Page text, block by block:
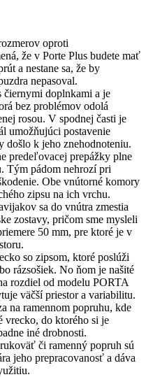
oproti
že v Porte Plus budete mať
a nestane sa, že by
nepasoval.
čiernymi doplnkami a je
bez problémov odolá
rosou. V spodnej časti je
umožňujúci postavenie
došlo k jeho znehodnoteniu.
predeľovacej prepážky plne
Tým pádom nehrozí pri
Obe vnútorné komory
zipsu na ich vrchu.
sa do vnútra zmestia
zostavy, pričom sme mysleli
50 mm, pre ktoré je v
so zipsom, ktoré poslúži
rázsošiek. No ňom je našité
rozdiel od modelu PORTA
väčší priestor a variabilitu.
na ramennom popruhu, kde
vrecko, do ktorého si je
iné drobnosti.
či ramenný popruh sú
jeho prepracovanosť a dáva